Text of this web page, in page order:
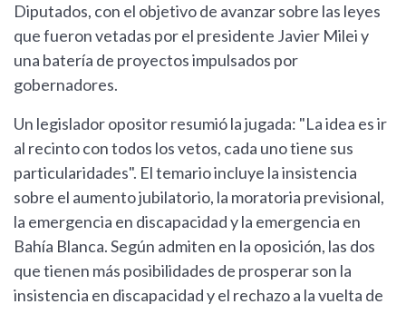
Diputados, con el objetivo de avanzar sobre las leyes
que fueron vetadas por el presidente Javier Milei y
una batería de proyectos impulsados por
gobernadores.
Un legislador opositor resumió la jugada: "La idea es ir
al recinto con todos los vetos, cada uno tiene sus
particularidades". El temario incluye la insistencia
sobre el aumento jubilatorio, la moratoria previsional,
la emergencia en discapacidad y la emergencia en
Bahía Blanca. Según admiten en la oposición, las dos
que tienen más posibilidades de prosperar son la
insistencia en discapacidad y el rechazo a la vuelta de